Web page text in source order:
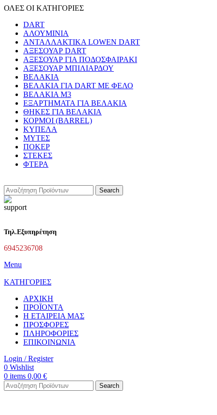
ΟΛΕΣ ΟΙ ΚΑΤΗΓΟΡΙΕΣ
DART
ΑΛΟΥΜΙΝΙΑ
ΑΝΤΑΛΛΑΚΤΙΚΑ LOWEN DART
ΑΞΕΣΟΥΑΡ DART
ΑΞΕΣΟΥΑΡ ΓΙΑ ΠΟΔΟΣΦΑΙΡΑΚΙ
ΑΞΕΣΟΥΑΡ ΜΠΙΛΙΑΡΔΟΥ
ΒΕΛΑΚΙΑ
ΒΕΛΑΚΙΑ ΓΙΑ DART ΜΕ ΦΕΛΟ
ΒΕΛΑΚΙΑ Μ3
ΕΞΑΡΤΗΜΑΤΑ ΓΙΑ ΒΕΛΑΚΙΑ
ΘΗΚΕΣ ΓΙΑ ΒΕΛΑΚΙΑ
ΚΟΡΜΟΙ (BARREL)
ΚΥΠΕΛΑ
ΜΥΤΕΣ
ΠΟΚΕΡ
ΣΤΕΚΕΣ
ΦΤΕΡΑ
Search
Τηλ.Εξυπηρέτηση
6945236708
Menu
ΚΑΤΗΓΟΡΙΕΣ
ΑΡΧΙΚΗ
ΠΡΟΪΟΝΤΑ
Η ΕΤΑΙΡΕΙΑ ΜΑΣ
ΠΡΟΣΦΟΡΕΣ
ΠΛΗΡΟΦΟΡΙΕΣ
ΕΠΙΚΟΙΝΩΝΙΑ
Login / Register
0 Wishlist
0 items 0,00 €
Search